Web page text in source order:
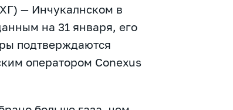
— Инчукалнском в
на 31 января, его
подтверждаются
оператором Conexus